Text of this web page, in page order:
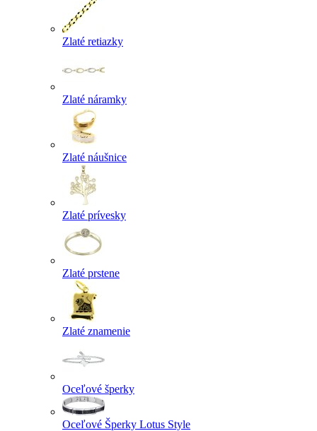
Zlaté retiazky
Zlaté náramky
Zlaté náušnice
Zlaté prívesky
Zlaté prstene
Zlaté znamenie
Oceľové šperky
Oceľové Šperky Lotus Style